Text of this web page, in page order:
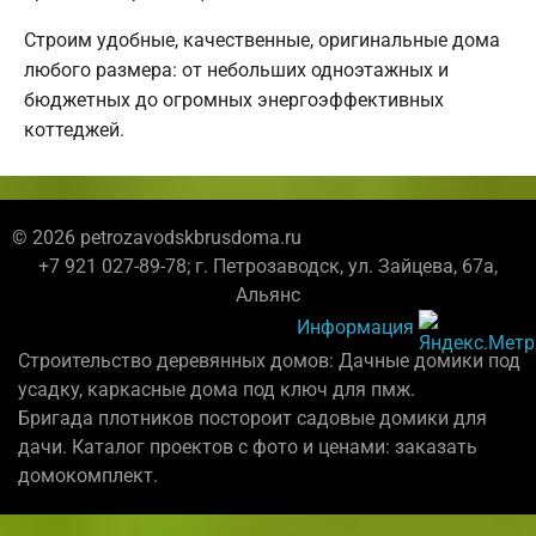
Строим удобные, качественные, оригинальные дома
любого размера: от небольших одноэтажных и
бюджетных до огромных энергоэффективных
коттеджей.
© 2026 petrozavodskbrusdoma.ru
+7 921 027-89-78; г. Петрозаводск, ул. Зайцева, 67а,
Альянс
Информация
Строительство деревянных домов: Дачные домики под
усадку, каркасные дома под ключ для пмж.
Бригада плотников постороит садовые домики для
дачи. Каталог проектов с фото и ценами: заказать
домокомплект.